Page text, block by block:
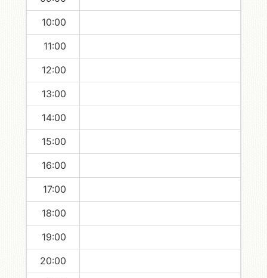
10:00
11:00
12:00
13:00
14:00
15:00
16:00
17:00
18:00
19:00
20:00